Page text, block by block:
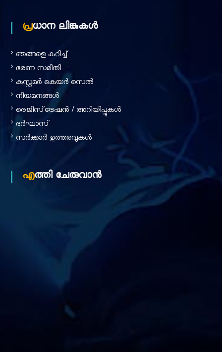
പ്രധാന ലിങ്കുകൾ
ഞങ്ങളെ കുറിച്ച്‌
ഭരണ സമിതി
കസ്റ്റമർ കെയർ സെൽ
നിയമനങ്ങൾ
രെജിസ്‌ട്രേഷൻ / അറിയിപ്പുകൾ
ദര്‍ഘാസ്
സർക്കാർ ഉത്തരവുകൾ
എത്തി ചേരുവാൻ